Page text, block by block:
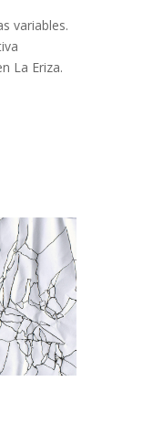
variables.
La Eriza.